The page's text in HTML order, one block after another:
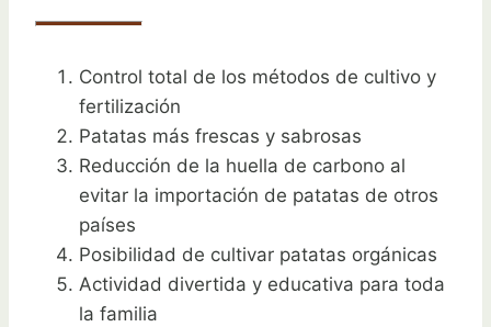
Control total de los métodos de cultivo y
fertilización
Patatas más frescas y sabrosas
Reducción de la huella de carbono al
evitar la importación de patatas de otros
países
Posibilidad de cultivar patatas orgánicas
Actividad divertida y educativa para toda
la familia